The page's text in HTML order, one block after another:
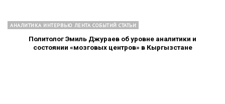
АНАЛИТИКА ИНТЕРВЬЮ ЛЕНТА СОБЫТИЙ СТАТЬИ
Политолог Эмиль Джураев об уровне аналитики и
состоянии «мозговых центров» в Кыргызстане